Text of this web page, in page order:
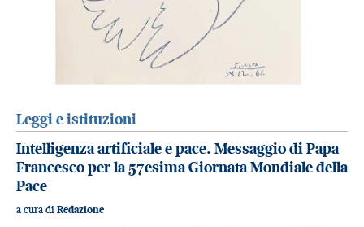
Leggi e istituzioni
Intelligenza artificiale e pace. Messaggio di Papa
Francesco per la 57esima Giornata Mondiale della
Pace
a cura di Redazione